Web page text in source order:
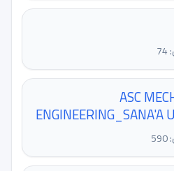
ASC
ENGINEERING_SANA'A